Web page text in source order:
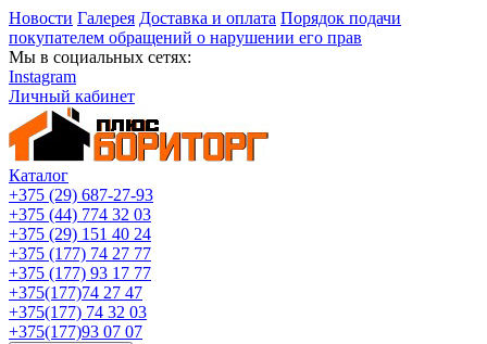
Новости Галерея Доставка и оплата Порядок подачи
покупателем обращений о нарушении его прав
Мы в социальных сетях:
Instagram
Личный кабинет
Каталог
+375 (29) 687-27-93
+375 (44) 774 32 03
+375 (29) 151 40 24
+375 (177) 74 27 77
+375 (177) 93 17 77
+375(177)74 27 47
+375(177) 74 32 03
+375(177)93 07 07